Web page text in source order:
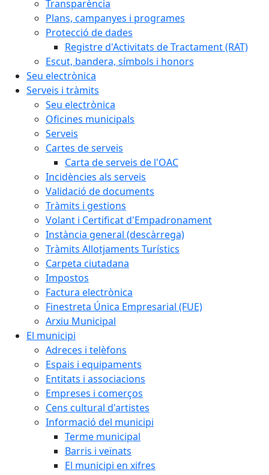
Transparència
Plans, campanyes i programes
Protecció de dades
Registre d'Activitats de Tractament (RAT)
Escut, bandera, símbols i honors
Seu electrònica
Serveis i tràmits
Seu electrònica
Oficines municipals
Serveis
Cartes de serveis
Carta de serveis de l'OAC
Incidències als serveis
Validació de documents
Tràmits i gestions
Volant i Certificat d'Empadronament
Instància general (descàrrega)
Tràmits Allotjaments Turístics
Carpeta ciutadana
Impostos
Factura electrònica
Finestreta Única Empresarial (FUE)
Arxiu Municipal
El municipi
Adreces i telèfons
Espais i equipaments
Entitats i associacions
Empreses i comerços
Cens cultural d'artistes
Informació del municipi
Terme municipal
Barris i veïnats
El municipi en xifres